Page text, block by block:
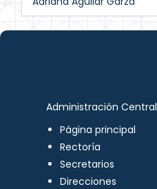
Administración Central
Página principal
Rectoría
Secretarios
Direcciones